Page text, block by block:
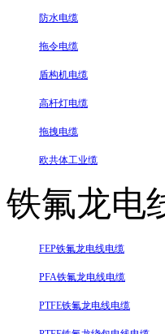
防水电缆
拖令电缆
盾构机电缆
高杆灯电缆
拖拽电缆
欧共体工业缆
铁氟龙电
FEP铁氟龙电线电缆
PFA铁氟龙电线电缆
PTFE铁氟龙电线电缆